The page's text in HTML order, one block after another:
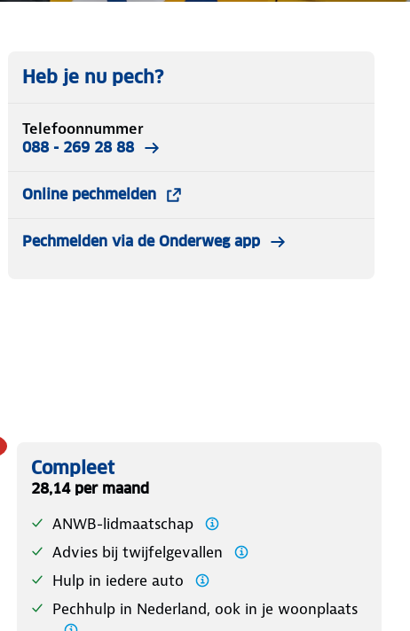
Heb je nu pech?
Telefoonnummer
088 - 269 28 88
Online pechmelden
Pechmelden via de Onderweg app
Compleet
28,14 per maand
ANWB-lidmaatschap
Advies bij twijfelgevallen
Hulp in iedere auto
Pechhulp in Nederland, ook in je woonplaats